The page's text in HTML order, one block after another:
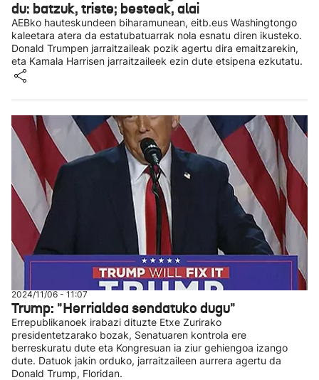
du: batzuk, triste; besteak, alai
AEBko hauteskundeen biharamunean, eitb.eus Washingtongo
kaleetara atera da estatubatuarrak nola esnatu diren ikusteko.
Donald Trumpen jarraitzaileak pozik agertu dira emaitzarekin,
eta Kamala Harrisen jarraitzaileek ezin dute etsipena ezkutatu.
2024/11/06 - 11:07
Trump: "Herrialdea sendatuko dugu"
Errepublikanoek irabazi dituzte Etxe Zurirako
presidentetzarako bozak, Senatuaren kontrola ere
berreskuratu dute eta Kongresuan ia ziur gehiengoa izango
dute. Datuok jakin orduko, jarraitzaileen aurrera agertu da
Donald Trump, Floridan.